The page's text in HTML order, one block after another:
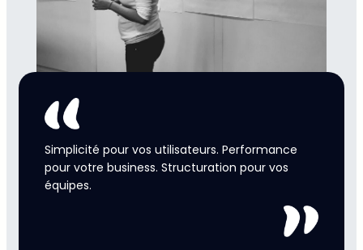
Simplicité pour vos utilisateurs. Performance
pour votre business. Structuration pour vos
équipes.